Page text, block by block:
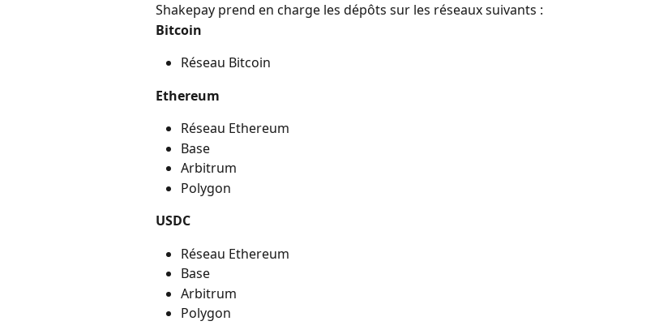
Shakepay prend en charge les dépôts sur les réseaux suivants :
Bitcoin
Réseau Bitcoin
Ethereum
Réseau Ethereum
Base
Arbitrum
Polygon
USDC
Réseau Ethereum
Base
Arbitrum
Polygon